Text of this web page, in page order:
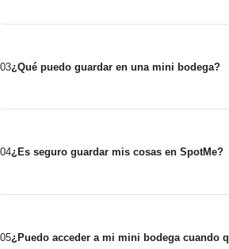
03¿Qué puedo guardar en una mini bodega?
04¿Es seguro guardar mis cosas en SpotMe?
05¿Puedo acceder a mi mini bodega cuando